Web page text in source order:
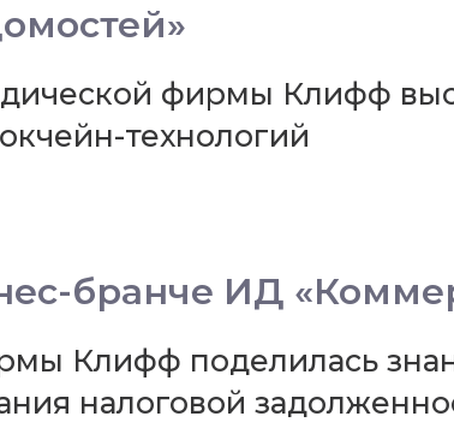
фирмы Клифф
технологий
бранче ИД
Клифф поделилась
налоговой